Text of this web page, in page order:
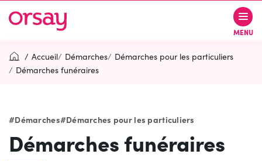
navigation
au
au
page
Ville d’Orsay MENU
Contactez-nous Accessibilité
Accueil Démarches
Démarches pour les particuliers
Démarches funéraires
Démarches Démarches pour les particuliers
Démarches funéraires